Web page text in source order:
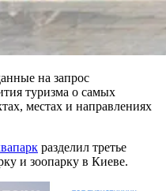
на запрос
туризма о самых
местах и направлениях
разделил третье
и зоопарку в Киеве.